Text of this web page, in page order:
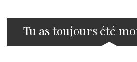
Tu as toujours été